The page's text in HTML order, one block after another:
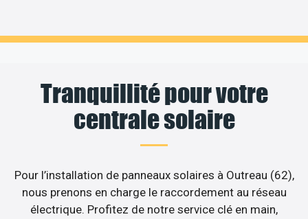
Tranquillité pour votre
centrale solaire
Pour l’installation de panneaux solaires à Outreau (62),
nous prenons en charge le raccordement au réseau
électrique. Profitez de notre service clé en main,